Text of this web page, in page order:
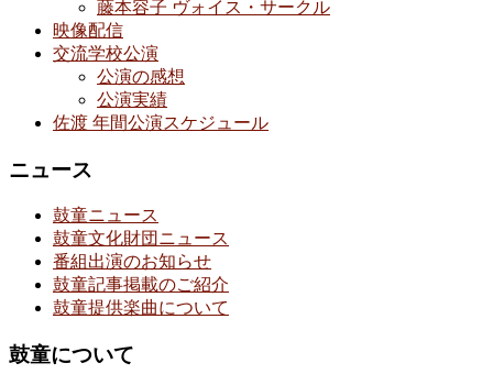
藤本容子 ヴォイス・サークル
映像配信
交流学校公演
公演の感想
公演実績
佐渡 年間公演スケジュール
ニュース
鼓童ニュース
鼓童文化財団ニュース
番組出演のお知らせ
鼓童記事掲載のご紹介
鼓童提供楽曲について
鼓童について